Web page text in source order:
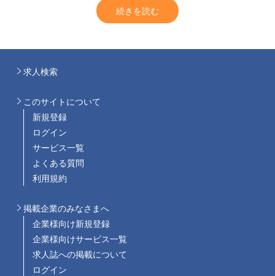
続きを読む
求人検索
このサイトについて
新規登録
ログイン
サービス一覧
よくある質問
利用規約
掲載企業のみなさまへ
企業様向け新規登録
企業様向けサービス一覧
求人誌への掲載について
ログイン